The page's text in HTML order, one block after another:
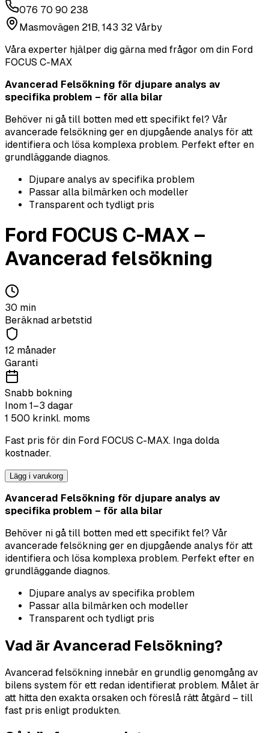
076 70 90 238
Masmovägen 21B, 143 32 Vårby
Våra experter hjälper dig gärna med frågor om din Ford
FOCUS C-MAX
Avancerad Felsökning för djupare analys av
specifika problem – för alla bilar
Behöver ni gå till botten med ett specifikt fel? Vår
avancerade felsökning ger en djupgående analys för att
identifiera och lösa komplexa problem. Perfekt efter en
grundläggande diagnos.
Djupare analys av specifika problem
Passar alla bilmärken och modeller
Transparent och tydligt pris
Ford FOCUS C-MAX –
Avancerad felsökning
30 min
Beräknad arbetstid
12 månader
Garanti
Snabb bokning
Inom 1–3 dagar
1 500 krinkl. moms
Fast pris för din Ford FOCUS C-MAX. Inga dolda
kostnader.
Lägg i varukorg
Avancerad Felsökning för djupare analys av
specifika problem – för alla bilar
Behöver ni gå till botten med ett specifikt fel? Vår
avancerade felsökning ger en djupgående analys för att
identifiera och lösa komplexa problem. Perfekt efter en
grundläggande diagnos.
Djupare analys av specifika problem
Passar alla bilmärken och modeller
Transparent och tydligt pris
Vad är Avancerad Felsökning?
Avancerad felsökning innebär en grundlig genomgång av
bilens system för ett redan identifierat problem. Målet är
att hitta den exakta orsaken och föreslå rätt åtgärd – till
fast pris enligt produkten.